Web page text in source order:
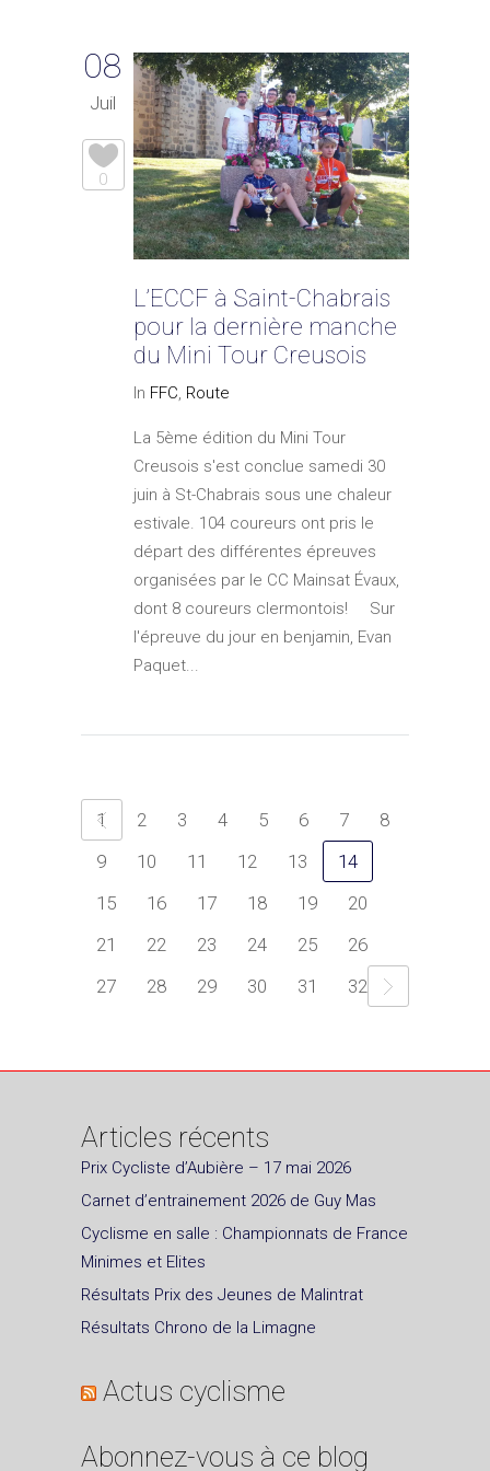
08
Juil
0
L’ECCF à Saint-Chabrais
pour la dernière manche
du Mini Tour Creusois
In FFC, Route
La 5ème édition du Mini Tour
Creusois s'est conclue samedi 30
juin à St-Chabrais sous une chaleur
estivale. 104 coureurs ont pris le
départ des différentes épreuves
organisées par le CC Mainsat Évaux,
dont 8 coureurs clermontois! Sur
l'épreuve du jour en benjamin, Evan
Paquet...
1 2 3 4 5 6 7
8
9
10 11 12 13
14
15
16 17 18 19
20
21
22 23 24 25
26
27
28 29 30 31 32
Articles récents
Prix Cycliste d’Aubière – 17 mai 2026
Carnet d’entrainement 2026 de Guy Mas
Cyclisme en salle : Championnats de France
Minimes et Elites
Résultats Prix des Jeunes de Malintrat
Résultats Chrono de la Limagne
Actus cyclisme
Abonnez-vous à ce blog